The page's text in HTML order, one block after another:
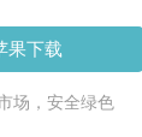
果下载
场，安全绿色